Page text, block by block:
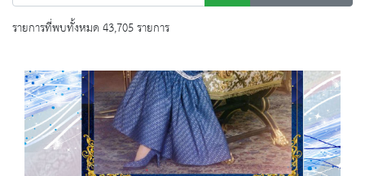
รายการที่พบทั้งหมด 43,705 รายการ